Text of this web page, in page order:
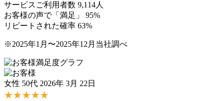
サービスご利用者数 9,114人
お客様の声で「満足」
95%
リピートされた確率 63%
※2025年1月〜2025年12月当社調べ
女性 50代 2026年 3月 22日
★★★★★